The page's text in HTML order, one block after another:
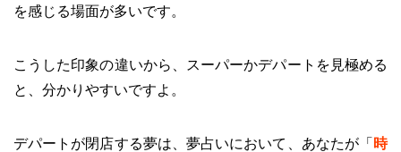
を感じる場面が多いです。
こうした印象の違いから、スーパーかデパートを見極める
と、分かりやすいですよ。
デパートが閉店する夢は、夢占いにおいて、あなたが「 時